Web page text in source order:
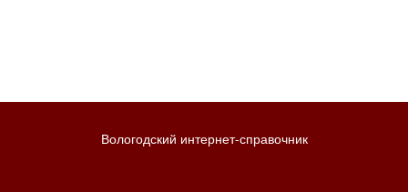
Вологодский интернет-справочник